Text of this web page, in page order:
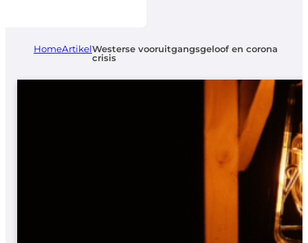
HomeArtikelWesterse vooruitgangsgeloof en corona
crisis